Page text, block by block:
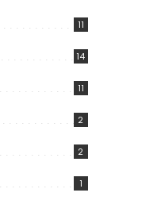
11
14
11
2
2
1